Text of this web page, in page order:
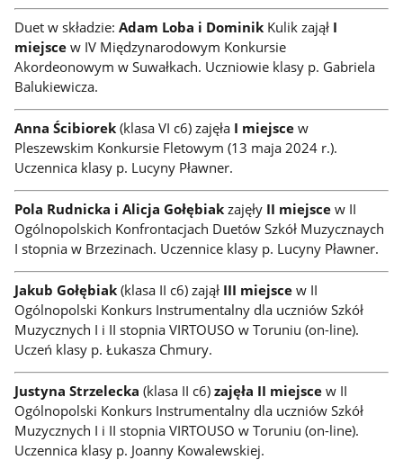
Duet w składzie:Adam Loba i Dominik Kulik zajął I
miejsce w IV Międzynarodowym Konkursie
Akordeonowym w Suwałkach. Uczniowie klasy p. Gabriela
Balukiewicza.
Anna Ścibiorek (klasa VI c6) zajęła I miejsce w
Pleszewskim Konkursie Fletowym (13 maja 2024 r.).
Uczennica klasy p. Lucyny Pławner.
Pola Rudnicka i Alicja Gołębiak zajęły II miejscew II
Ogólnopolskich Konfrontacjach Duetów Szkół Muzycznaych
I stopnia w Brzezinach. Uczennice klasy p. Lucyny Pławner.
Jakub Gołębiak (klasa II c6) zajął III miejsce w II
Ogólnopolski Konkurs Instrumentalny dla uczniów Szkół
Muzycznych I i II stopnia VIRTOUSO w Toruniu (on-line).
Uczeń klasy p. Łukasza Chmury.
Justyna Strzelecka(klasa II c6)zajęła II miejsce w II
Ogólnopolski Konkurs Instrumentalny dla uczniów Szkół
Muzycznych I i II stopnia VIRTOUSO w Toruniu (on-line).
Uczennica klasy p. Joanny Kowalewskiej.